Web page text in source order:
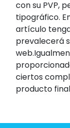
con su PVP,
tipográfico.
artículo
prevalecerá
ciertos
producto